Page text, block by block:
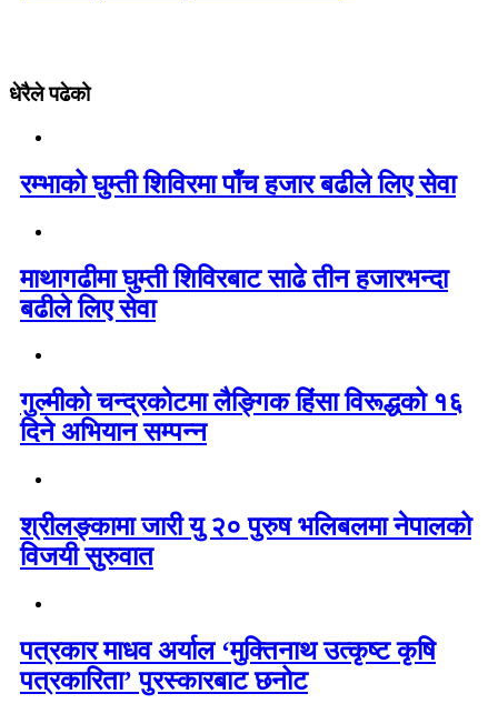
धेरैले पढेको
रम्भाको घुम्ती शिविरमा पाँच हजार बढीले लिए सेवा
माथागढीमा घुम्ती शिविरबाट साढे तीन हजारभन्दा
बढीले लिए सेवा
गुल्मीको चन्द्रकोटमा लैङ्गिक हिंसा विरूद्धको १६
दिने अभियान सम्पन्न
श्रीलङ्कामा जारी यु २० पुरुष भलिबलमा नेपालको
विजयी सुरुवात
पत्रकार माधव अर्याल ‘मुक्तिनाथ उत्कृष्ट कृषि
पत्रकारिता’ पुरस्कारबाट छनोट